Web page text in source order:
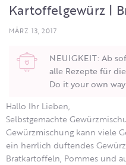
Kartoffelgewürz |
MÄRZ 13, 2017
NEUIGKEIT: Ab
alle Rezepte für
Do it your own
Hallo Ihr Lieben,
Selbstgemachte
Gewürzmischung kann viele
ein herrlich duftendes
Bratkartoffeln, Pommes und